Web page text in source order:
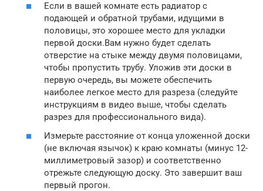
Если в вашей комнате есть радиатор с
подающей и обратной трубами, идущими в
половицы, это хорошее место для укладки
первой доски.Вам нужно будет сделать
отверстие на стыке между двумя половицами,
чтобы пропустить трубу. Уложив эти доски в
первую очередь, вы можете обеспечить
наиболее легкое место для разреза (следуйте
инструкциям в видео выше, чтобы сделать
разрез для профессионального вида).
Измерьте расстояние от конца уложенной доски
(не включая язычок) к краю комнаты (минус 12-
миллиметровый зазор) и соответственно
отрежьте следующую доску. Это завершит ваш
первый прогон.